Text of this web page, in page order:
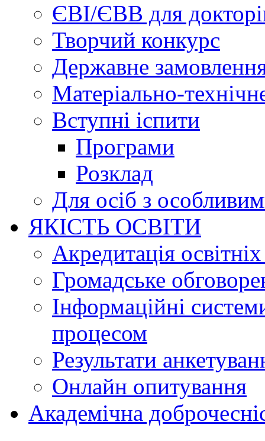
ЄВІ/ЄВВ для
Творчий конкурс
Державне
Матеріально-
Вступні іспити
Програми
Розклад
Для осіб з
ЯКІСТЬ ОСВІТИ
Акредитація
Громадське
Інформаційні
процесом
Результати
Онлайн опитування
Академічна